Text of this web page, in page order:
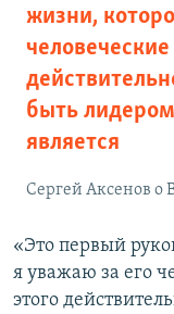
жизни,
быть
является
Сергей Аксенов о
«Это первый
я уважаю за его
этого